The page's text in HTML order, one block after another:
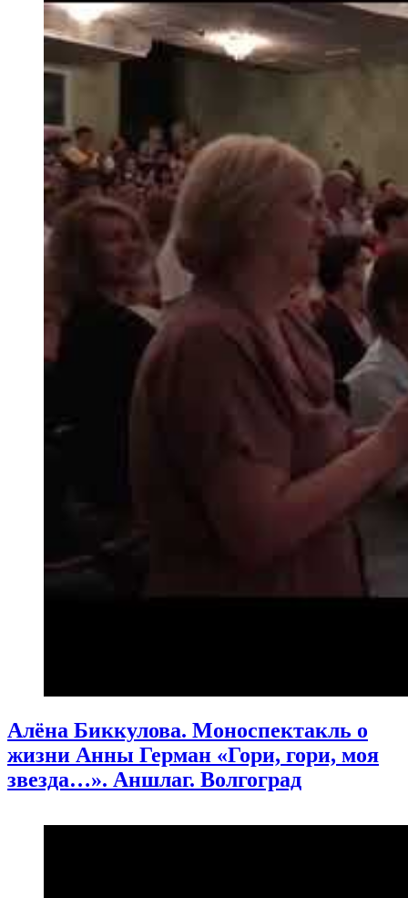
Алёна Биккулова. Моноспектакль о
жизни Анны Герман «Гори, гори, моя
звезда…». Аншлаг. Волгоград